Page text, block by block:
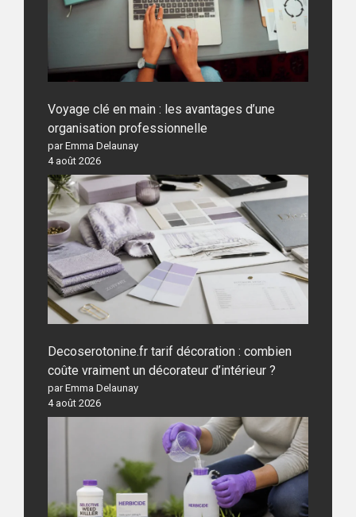
Voyage clé en main : les avantages d’une
organisation professionnelle
par Emma Delaunay
4 août 2026
Decoserotonine.fr tarif décoration : combien
coûte vraiment un décorateur d’intérieur ?
par Emma Delaunay
4 août 2026